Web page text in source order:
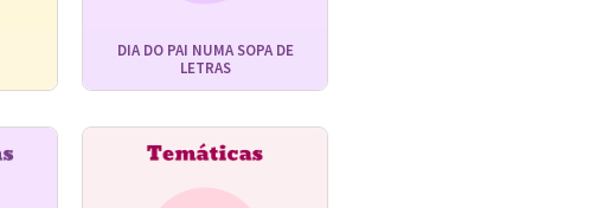
DIA DO PAI NUMA SOPA DE
LETRAS